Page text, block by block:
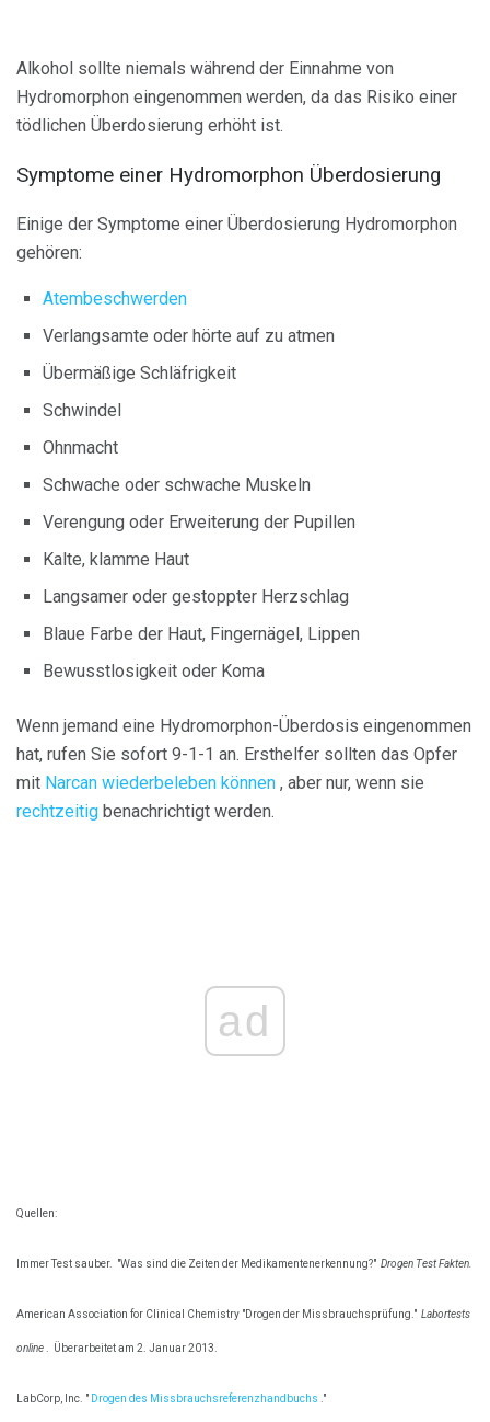
Alkohol sollte niemals während der Einnahme von
Hydromorphon eingenommen werden, da das Risiko einer
tödlichen Überdosierung erhöht ist.
Symptome einer Hydromorphon Überdosierung
Einige der Symptome einer Überdosierung Hydromorphon
gehören:
Atembeschwerden
Verlangsamte oder hörte auf zu atmen
Übermäßige Schläfrigkeit
Schwindel
Ohnmacht
Schwache oder schwache Muskeln
Verengung oder Erweiterung der Pupillen
Kalte, klamme Haut
Langsamer oder gestoppter Herzschlag
Blaue Farbe der Haut, Fingernägel, Lippen
Bewusstlosigkeit oder Koma
Wenn jemand eine Hydromorphon-Überdosis eingenommen
hat, rufen Sie sofort 9-1-1 an. Ersthelfer sollten das Opfer
mit Narcan wiederbeleben können , aber nur, wenn sie
rechtzeitig benachrichtigt werden.
ad
Quellen:
Immer Test sauber. "Was sind die Zeiten der Medikamentenerkennung?" Drogen Test Fakten.
American Association for Clinical Chemistry "Drogen der Missbrauchsprüfung." Labortests
online Überarbeitet am 2. Januar 2013.
LabCorp, Inc. " Drogen des Missbrauchsreferenzhandbuchs ."